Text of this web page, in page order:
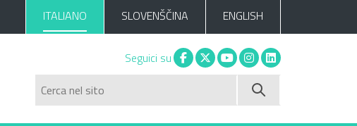
ITALIANO SLOVENŠČINA ENGLISH
Seguici su Facebook
X You tubeInstagram
Linkedin